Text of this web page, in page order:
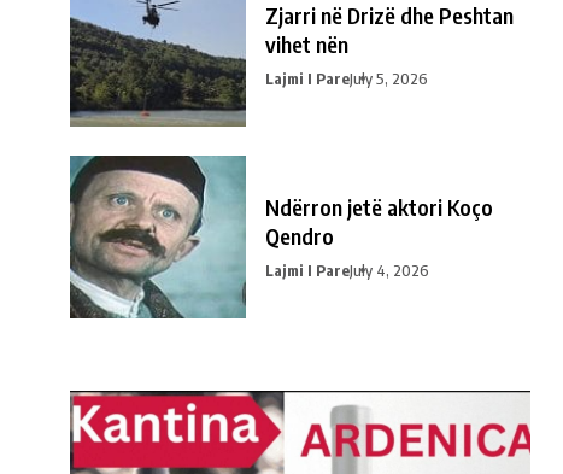
Zjarri në Drizë dhe Peshtan
vihet nën
Lajmi I PareJuly 5, 2026
Ndërron jetë aktori Koço
Qendro
Lajmi I PareJuly 4, 2026